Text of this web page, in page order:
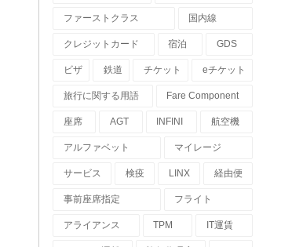
ファーストクラス 国内線
クレジットカード 宿泊 GDS
ビザ 鉄道 チケット eチケット
旅行に関する用語 Fare Component
座席 AGT INFINI 航空機
アルファベット マイレージ
サービス 検疫 LINX 経由便
事前座席指定 フライト
アライアンス TPM IT運賃